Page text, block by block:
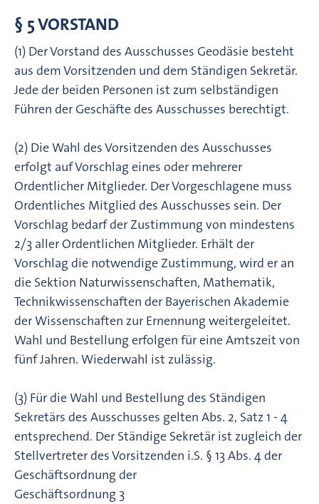
§ 5 VORSTAND
(1) Der Vorstand des Ausschusses Geodäsie besteht
aus dem Vorsitzenden und dem Ständigen Sekretär.
Jede der beiden Personen ist zum selbständigen
Führen der Geschäfte des Ausschusses berechtigt.
(2) Die Wahl des Vorsitzenden des Ausschusses
erfolgt auf Vorschlag eines oder mehrerer
Ordentlicher Mitglieder. Der Vorgeschlagene muss
Ordentliches Mitglied des Ausschusses sein. Der
Vorschlag bedarf der Zustimmung von mindestens
2/3 aller Ordentlichen Mitglieder. Erhält der
Vorschlag die notwendige Zustimmung, wird er an
die Sektion Naturwissenschaften, Mathematik,
Technikwissenschaften der Bayerischen Akademie
der Wissenschaften zur Ernennung weitergeleitet.
Wahl und Bestellung erfolgen für eine Amtszeit von
fünf Jahren. Wiederwahl ist zulässig.
(3) Für die Wahl und Bestellung des Ständigen
Sekretärs des Ausschusses gelten Abs. 2, Satz 1 - 4
entsprechend. Der Ständige Sekretär ist zugleich der
Stellvertreter des Vorsitzenden i.S. § 13 Abs. 4 der
Geschäftsordnung der
Geschäftsordnung 3